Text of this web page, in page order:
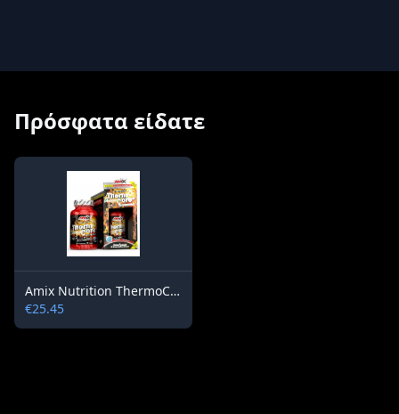
Πρόσφατα είδατε
Amix Nutrition ThermoCore™ Professional 90 capsules
€25.45